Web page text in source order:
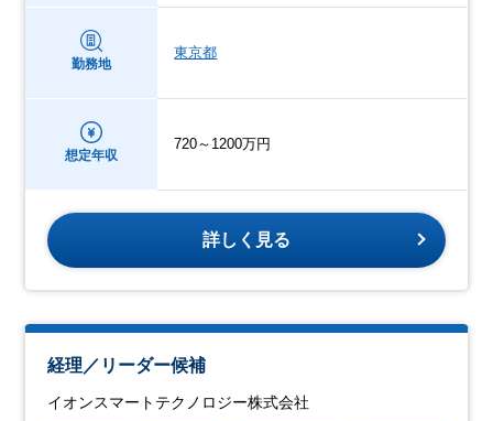
勤務地
東京都
想定年収
720～1200万円
詳しく見る
経理／リーダー候補
イオンスマートテクノロジー株式会社